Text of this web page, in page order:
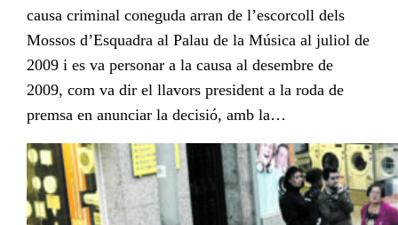
causa criminal coneguda arran de l’escorcoll dels
Mossos d’Esquadra al Palau de la Música al juliol de
2009 i es va personar a la causa al desembre de
2009, com va dir el llavors president a la roda de
premsa en anunciar la decisió, amb la…